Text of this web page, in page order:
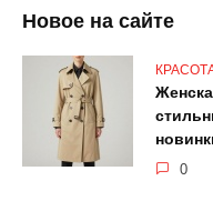
Новое на сайте
0